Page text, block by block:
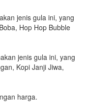
jenis gula ini, yang
Hop Hop Bubble
jenis gula ini, yang
Kopi Janji Jiwa,
harga.